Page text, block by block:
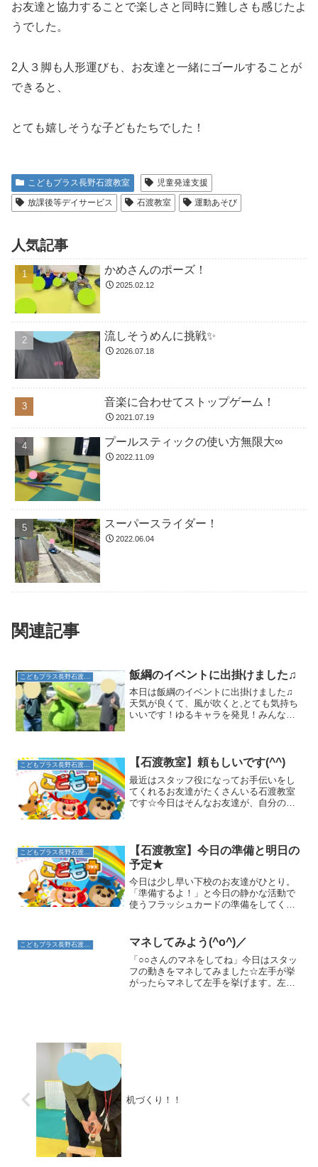
お友達と協力することで楽しさと同時に難しさも感じたよ
うでした。
2人３脚も人形運びも、お友達と一緒にゴールすることが
できると、
とても嬉しそうな子どもたちでした！
こどもプラス長野石渡教室
児童発達支援
放課後等デイサービス
石渡教室 運動あそび
人気記事
かめさんのポーズ！
2025.02.12
流しそうめんに挑戦✨
2026.07.18
音楽に合わせてストップゲーム！
2021.07.19
プールスティックの使い方無限大∞
2022.11.09
スーパースライダー！
2022.06.04
関連記事
飯綱のイベントに出掛けました♫
本日は飯綱のイベントに出掛けました♫
天気が良くて、風が吹くと,とても気持ち
いいです！ゆるキャラを発見！みんなで
散歩しました♫最後に、...
【石渡教室】頼もしいです(^^)
最近はスタッフ役になってお手伝いをし
てくれるお友達がたくさんいる石渡教室
です☆今日はそんなお友達が、自分の名
達も見やすいもんね♪首か...
こどもプラス長野石渡教室
【石渡教室】今日の準備と明日の
予定★
今日は少し早い下校のお友達がひとり。
「準備するよ！」と今日の静かな活動で
使うフラッシュカードの準備をしてくれ
に選ぶお友達。普段はスタッフが選んだ
10枚のカードを使います...
マネしてみよう(^o^)／
「○○さんのマネをしてね」今日はスタッ
フの動きをマネしてみました☆左手が挙
がったらマネして左手を挙げます。左足
机づくり！！